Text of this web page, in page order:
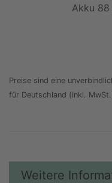
Akku 88
Preise sind eine
für Deutschland (inkl.
Weitere